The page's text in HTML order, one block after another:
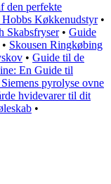
den perfekte
Køkkenudstyr•
Skabsfryser• Guide
• Skousen Ringkøbing
• Guide til de
En Guide til
pyrolyse ovne
hvidevarer til dit
•